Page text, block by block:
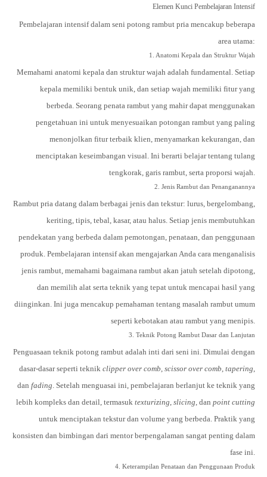
Elemen Kunci Pembelajaran Intensif
Pembelajaran intensif dalam seni potong rambut pria mencakup beberapa
area utama:
1. Anatomi Kepala dan Struktur Wajah
Memahami anatomi kepala dan struktur wajah adalah fundamental. Setiap
kepala memiliki bentuk unik, dan setiap wajah memiliki fitur yang
berbeda. Seorang penata rambut yang mahir dapat menggunakan
pengetahuan ini untuk menyesuaikan potongan rambut yang paling
menonjolkan fitur terbaik klien, menyamarkan kekurangan, dan
menciptakan keseimbangan visual. Ini berarti belajar tentang tulang
tengkorak, garis rambut, serta proporsi wajah.
2. Jenis Rambut dan Penanganannya
Rambut pria datang dalam berbagai jenis dan tekstur: lurus, bergelombang,
keriting, tipis, tebal, kasar, atau halus. Setiap jenis membutuhkan
pendekatan yang berbeda dalam pemotongan, penataan, dan penggunaan
produk. Pembelajaran intensif akan mengajarkan Anda cara menganalisis
jenis rambut, memahami bagaimana rambut akan jatuh setelah dipotong,
dan memilih alat serta teknik yang tepat untuk mencapai hasil yang
diinginkan. Ini juga mencakup pemahaman tentang masalah rambut umum
seperti kebotakan atau rambut yang menipis.
3. Teknik Potong Rambut Dasar dan Lanjutan
Penguasaan teknik potong rambut adalah inti dari seni ini. Dimulai dengan
dasar-dasar seperti teknik clipper over comb, scissor over comb, tapering,
dan fading. Setelah menguasai ini, pembelajaran berlanjut ke teknik yang
lebih kompleks dan detail, termasuk texturizing, slicing, dan point cutting
untuk menciptakan tekstur dan volume yang berbeda. Praktik yang
konsisten dan bimbingan dari mentor berpengalaman sangat penting dalam
fase ini.
4. Keterampilan Penataan dan Penggunaan Produk